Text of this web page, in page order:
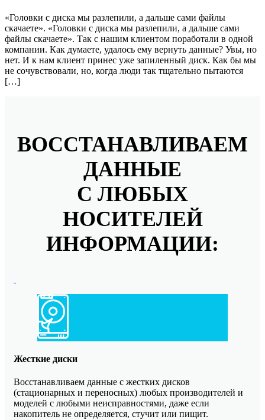
«Головки с диска мы разлепили, а дальше сами файлы
скачаете». «Головки с диска мы разлепили, а дальше сами
файлы скачаете». Так с нашим клиентом поработали в одной
компании. Как думаете, удалось ему вернуть данные? Увы, но
нет. И к нам клиент принес уже запиленный диск. Как бы мы
не сочувствовали, но, когда люди так тщательно пытаются
[…]
ВОССТАНАВЛИВАЕМ
ДАННЫЕ
С ЛЮБЫХ
НОСИТЕЛЕЙ
ИНФОРМАЦИИ:
Жесткие диски
Восстанавливаем данные с жестких дисков
(стационарных и переносных) любых производителей и
моделей с любыми неисправностями, даже если
накопитель не определяется, стучит или пищит.